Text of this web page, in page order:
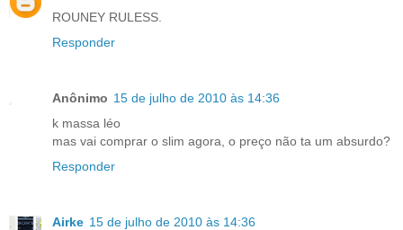
ROUNEY RULESS.
Responder
Anônimo 15 de julho de 2010 às 14:36
k massa léo
mas vai comprar o slim agora, o preço não ta um absurdo?
Responder
Airke 15 de julho de 2010 às 14:36